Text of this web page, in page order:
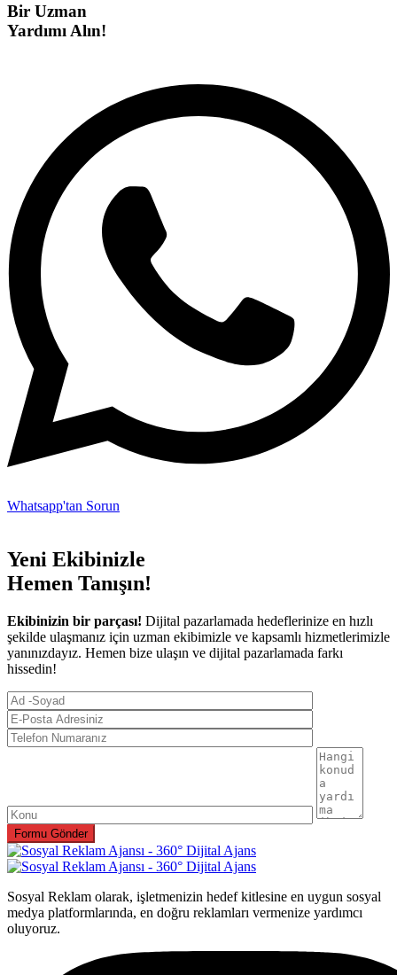
Bir Uzman
Yardımı Alın!
Whatsapp'tan Sorun
Yeni Ekibinizle
Hemen Tanışın!
Ekibinizin bir parçası! Dijital pazarlamada hedeflerinize en hızlı
şekilde ulaşmanız için uzman ekibimizle ve kapsamlı hizmetlerimizle
yanınızdayız. Hemen bize ulaşın ve dijital pazarlamada farkı
hissedin!
Sosyal Reklam olarak, işletmenizin hedef kitlesine en uygun sosyal
medya platformlarında, en doğru reklamları vermenize yardımcı
oluyoruz.